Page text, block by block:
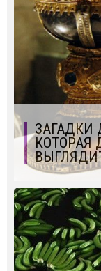
ЗАГАДКИ
КОТОРАЯ